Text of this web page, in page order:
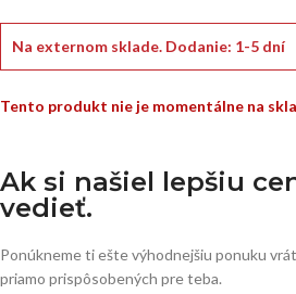
Na externom sklade. Dodanie: 1-5 dní
Tento produkt nie je momentálne na
Ak si našiel lepšiu
vedieť.
Ponúkneme ti ešte výhodnejšiu ponuku
priamo prispôsobených pre teba.